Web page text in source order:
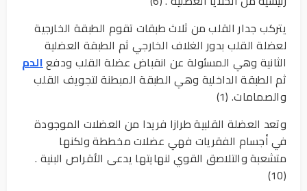
يتركب جدار القلب من ثلاث طبقات تقوم الطبقة الخارجية
لعضلة القلب بدور الغلاف الخارجي ثم الطبقة العضلية
الثانية وهي المسئولة عن انقباض عضلة القلب ودفعالدم
ثم الطبقة الداخلية وهي الطبقة المبطنة لتجويف القلب
والصمامات. (1)
وتعد العضلة القلبية طرازا فريدا من العضلات الموجودة
في أجسام الفقريات فهي عضلات مخططة ولكنها
متشعبة والتلاصق القوي لنهايتها يدعى الأقراص البنية .
(10)